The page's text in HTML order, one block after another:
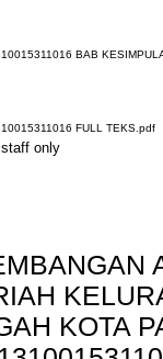
BAB
FULL TEKS.pdf
only
KOTA